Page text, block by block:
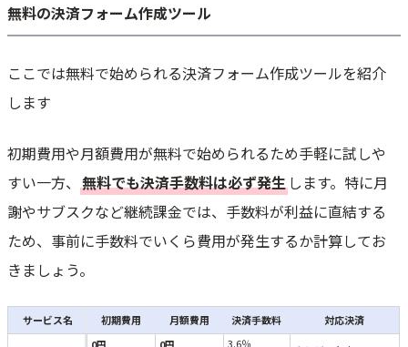
無料の決済フォーム作成ツール
ここでは無料で始められる決済フォーム作成ツールを紹介
します
初期費用や月額費用が無料で始められるため手軽に試しや
すい一方、 無料でも決済手数料は必ず発生 します。特に月
謝やサブスクなど継続課金では、手数料が利益に直結する
ため、事前に手数料でいくら費用が発生するか計算してお
きましょう。
サービス名 初期費用 月額費用 決済手数料
対応決済
0円
0円 3.6％